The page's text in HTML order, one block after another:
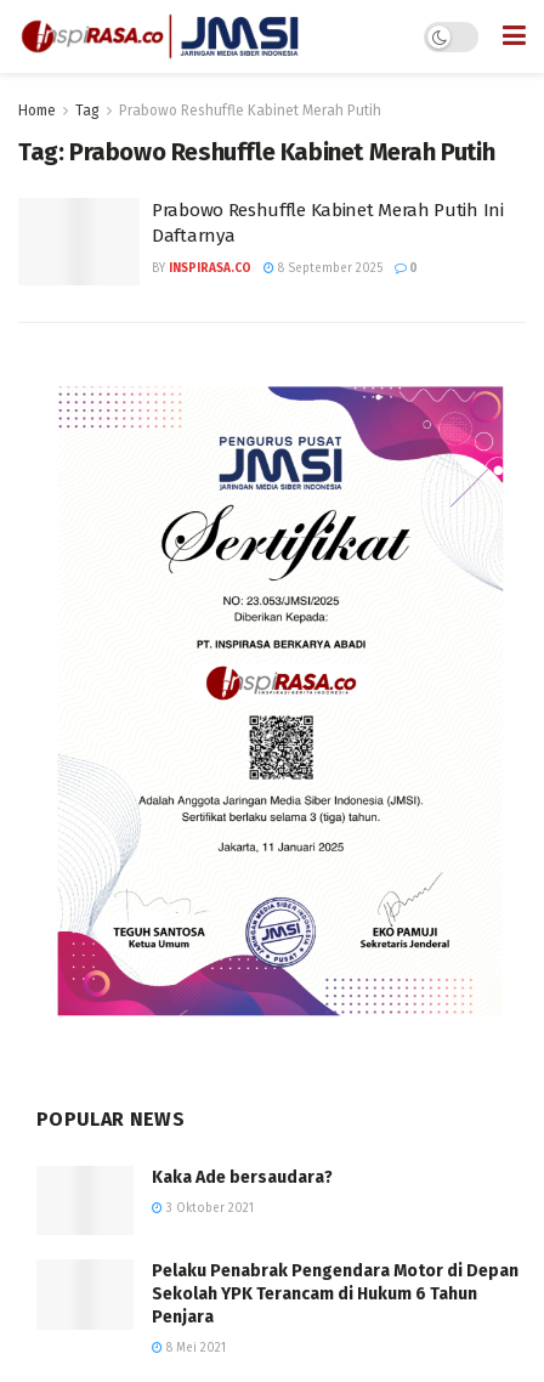
Home Tag Prabowo Reshuffle Kabinet Merah Putih
Tag: Prabowo Reshuffle Kabinet Merah Putih
Prabowo Reshuffle Kabinet Merah Putih Ini
Daftarnya
BY INSPIRASA.CO 8 September 2025 0
POPULAR NEWS
Kaka Ade bersaudara?
3 Oktober 2021
Pelaku Penabrak Pengendara Motor di Depan
Sekolah YPK Terancam di Hukum 6 Tahun
Penjara
8 Mei 2021